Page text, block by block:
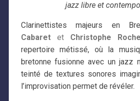
jazz libre et
Clarinettistes majeurs en
Cabaretet Christophe
repertoire métissé, où la
bretonne fusionne avec un jazz
teinté de textures sonores
l’improvisation permet de révéler.